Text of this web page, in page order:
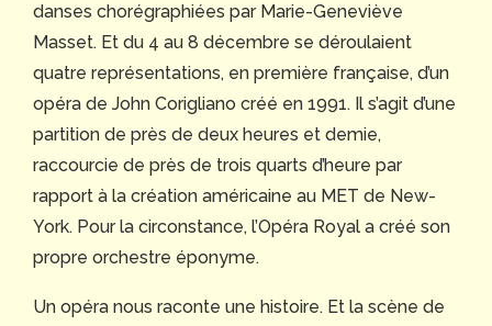
danses chorégraphiées par Marie-Geneviève
Masset. Et du 4 au 8 décembre se déroulaient
quatre représentations, en première française, d’un
opéra de John Corigliano créé en 1991. Il s’agit d’une
partition de près de deux heures et demie,
raccourcie de près de trois quarts d’heure par
rapport à la création américaine au MET de New-
York. Pour la circonstance, l’Opéra Royal a créé son
propre orchestre éponyme.
Un opéra nous raconte une histoire. Et la scène de